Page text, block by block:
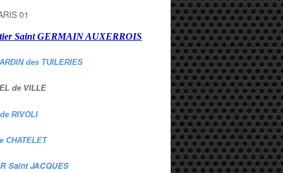
Saint GERMAIN AUXERROIS
des TUILERIES
de VILLE
RIVOLI
CHATELET
Saint JACQUES